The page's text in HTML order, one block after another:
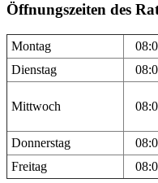
Öffnungszeiten des
Montag
Dienstag
Mittwoch
Donnerstag
Freitag